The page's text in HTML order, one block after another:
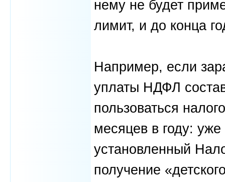
нему не будет
лимит, и до конца
Например, если
уплаты НДФЛ
пользоваться
месяцев в году:
установленный
получение